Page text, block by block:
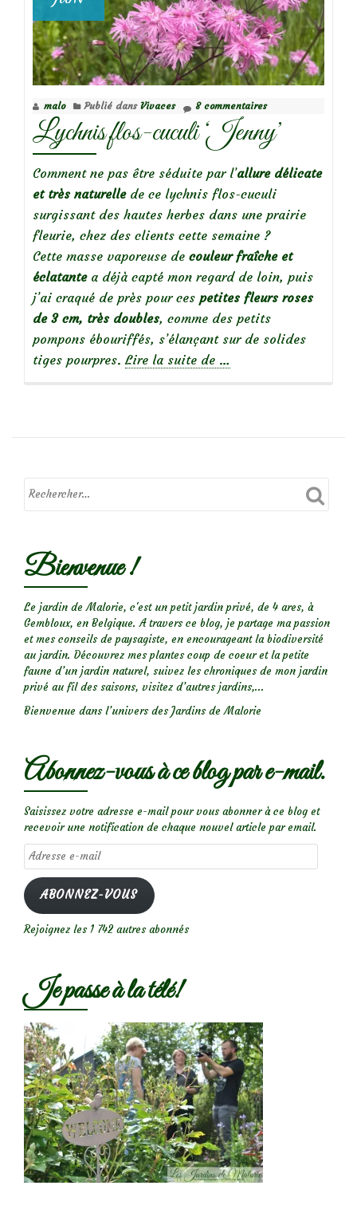
malo Publié dans Vivaces 8 commentaires
Lychnis flos-cuculi ‘Jenny’
Comment ne pas être séduite par l’allure délicate
et très naturellede ce lychnis flos-cuculi
surgissant des hautes herbes dans une prairie
fleurie, chez des clients cette semaine ?
Cette masse vaporeuse de couleur fraîche et
éclatantea déjà capté mon regard de loin, puis
j’ai craqué de près pour ces petites fleurs roses
de 3 cm, très doubles, comme des petits
pompons ébouriffés, s’élançant sur de solides
tiges pourpres. Lire la suite de
cuculi
…
Bienvenue !
Le jardin de Malorie, c'est un petit jardin privé, de 4 ares, à
Gembloux, en Belgique. A travers ce blog, je partage ma passion
et mes conseils de paysagiste, en encourageant la biodiversité
au jardin. Découvrez mes plantes coup de coeur et la petite
faune d’un jardin naturel, suivez les chroniques de mon jardin
privé au fil des saisons, visitez d’autres jardins,...
Bienvenue dans l’univers des Jardins de Malorie
Abonnez-vous à ce blog par e-mail.
Saisissez votre adresse e-mail pour vous abonner à ce blog et
recevoir une notification de chaque nouvel article par email.
Adresse
e-
mail
ABONNEZ-VOUS
Rejoignez les 1 742 autres abonnés
Je passe à la télé!